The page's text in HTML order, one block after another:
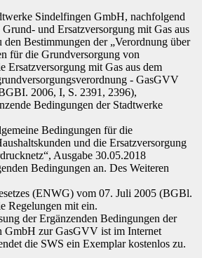
Sindelfingen GmbH, nachfolgend
und Ersatzversorgung mit Gas aus
Bestimmungen der „Verordnung über
für die Grundversorgung von
Ersatzversorgung mit Gas aus dem
- GasGVV
2006, I, S. 2391, 2396),
Bedingungen der Stadtwerke
Bedingungen für die
und die Ersatzversorgung
Ausgabe 30.05.2018
Bedingungen an. Des Weiteren
(ENWG) vom 07. Juli 2005 (BGBl.
Regelungen mit ein.
der Ergänzenden Bedingungen der
GmbH zur GasGVV ist im Internet
die SWS ein Exemplar kostenlos zu.